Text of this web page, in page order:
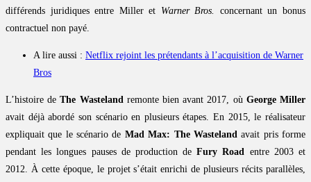
différends juridiques entre Miller et Warner Bros.
concernant un bonus
contractuel non payé.
A lire aussi : Netflix rejoint les prétendants à l’acquisition de Warner
Bros
L’histoire deThe Wastelandremonte bien avant 2017, où George Miller
avait déjà abordé son scénario en plusieurs étapes. En 2015, le réalisateur
expliquait que le scénario de Mad Max: The Wastelandavait pris forme
pendant les longues pauses de production deFury Road entre 2003 et
2012. À cette époque, le projet s’était enrichi de plusieurs récits parallèles,